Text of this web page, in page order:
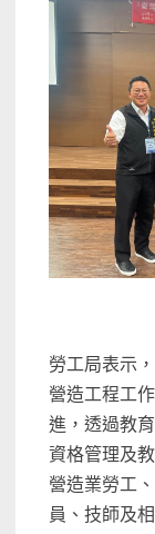
勞工局表示
營造工程工
進，透過教
資格管理及
營造業勞工
員、技師及